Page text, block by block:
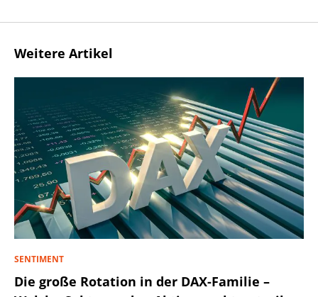
Weitere Artikel
SENTIMENT
Die große Rotation in der DAX-Familie –